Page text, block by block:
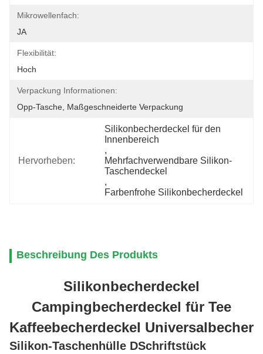
Mikrowellenfach:
JA
Flexibilität:
Hoch
Verpackung Informationen:
Opp-Tasche, Maßgeschneiderte Verpackung
Hervorheben:
Silikonbecherdeckel für den
Innenbereich
,
Mehrfachverwendbare Silikon-
Taschendeckel
,
Farbenfrohe Silikonbecherdeckel
Beschreibung Des Produkts
Silikonbecherdeckel
Campingbecherdeckel für Tee
Kaffeebecherdeckel Universalbecher
Silikon-Taschenhülle DSchriftstück